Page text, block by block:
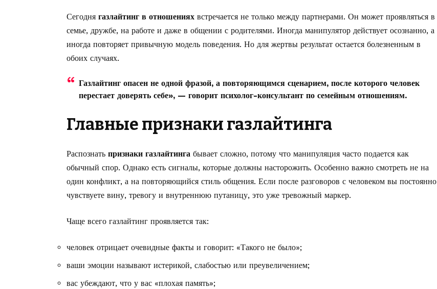
Сегодня газлайтинг в отношениях встречается не только между партнерами. Он может проявляться в
семье, дружбе, на работе и даже в общении с родителями. Иногда манипулятор действует осознанно, а
иногда повторяет привычную модель поведения. Но для жертвы результат остается болезненным в
обоих случаях.
Газлайтинг опасен не одной фразой, а повторяющимся сценарием, после которого человек
перестает доверять себе», — говорит психолог-консультант по семейным отношениям.
Главные признаки газлайтинга
Распознать признаки газлайтинга бывает сложно, потому что манипуляция часто подается как
обычный спор. Однако есть сигналы, которые должны насторожить. Особенно важно смотреть не на
один конфликт, а на повторяющийся стиль общения. Если после разговоров с человеком вы постоянно
чувствуете вину, тревогу и внутреннюю путаницу, это уже тревожный маркер.
Чаще всего газлайтинг проявляется так:
человек отрицает очевидные факты и говорит: «Такого не было»;
ваши эмоции называют истерикой, слабостью или преувеличением;
вас убеждают, что у вас «плохая память»;